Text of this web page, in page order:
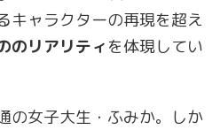
キャラクターの再現を超え
のリアリティ を体現してい
の女子大生・ふみか。しか